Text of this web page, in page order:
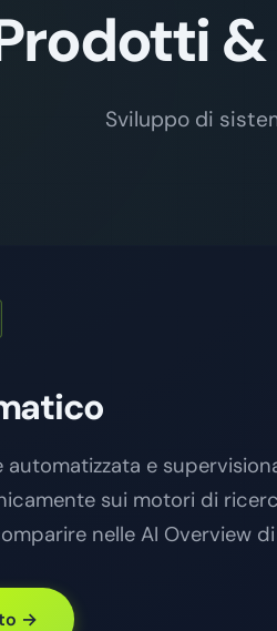
&
Sviluppo di
automatizzata e
sui motori di
nelle AI Overview
→